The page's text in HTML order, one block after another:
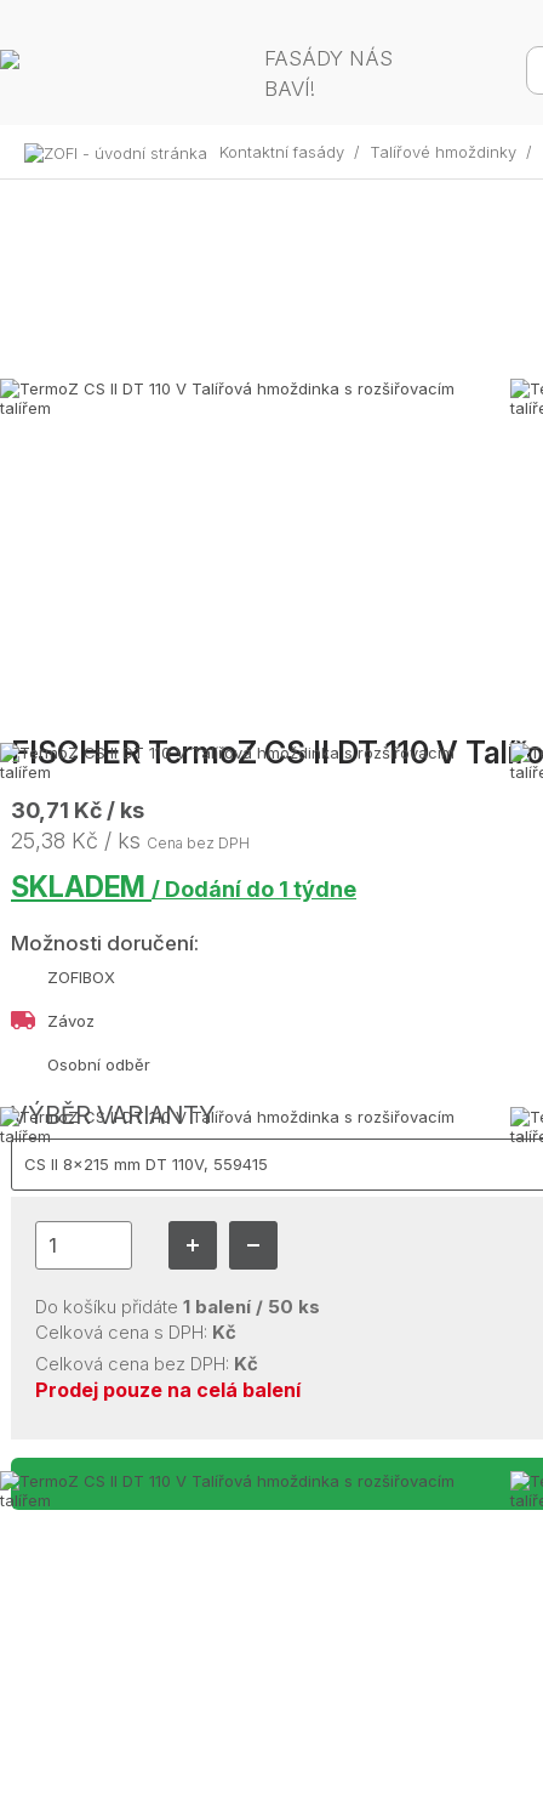
FASÁDY NÁS
BAVÍ!
Kontaktní fasády / Talířové hmoždinky /
FISCHER TermoZ CS II DT 110 V
30,71 Kč / ks
25,38 Kč / ks Cena bez DPH
SKLADEM / Dodání do 1 týdne
Možnosti doručení:
ZOFIBOX
Závoz
Osobní odběr
VÝBĚR VARIANTY
Do košíku přidáte 1 balení / 50 ks
Celková cena s DPH: Kč
Celková cena bez DPH: Kč
Prodej pouze na celá balení